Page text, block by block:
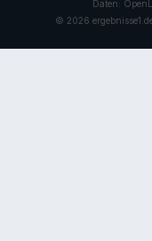
Daten:
© 2026